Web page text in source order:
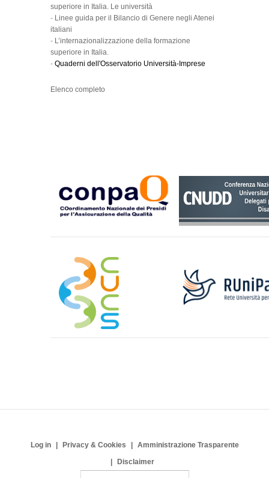
superiore in Italia. Le università
- Linee guida per il Bilancio di Genere negli Atenei
italiani
- L’internazionalizzazione della formazione
superiore in Italia.
- Quaderni dell'Osservatorio Università-Imprese
Elenco completo
Log in Privacy & Cookies
Amministrazione Trasparente
Disclaimer